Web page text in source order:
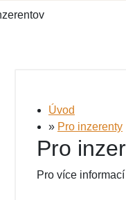
Úvod
» Pro inzerenty
Pro
Pro více